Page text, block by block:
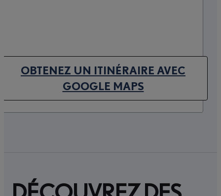
OBTENEZ UN ITINÉRAIRE AVEC
GOOGLE MAPS(OPENS IN NEW TAB)